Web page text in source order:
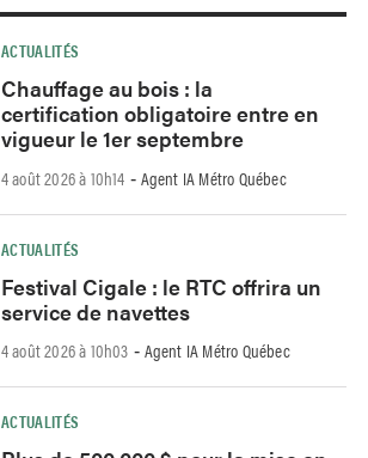
ACTUALITÉS
Chauffage au bois : la
certification obligatoire entre en
vigueur le 1er septembre
4 août 2026 à 10h14 - Agent IA Métro Québec
ACTUALITÉS
Festival Cigale : le RTC offrira un
service de navettes
4 août 2026 à 10h03 - Agent IA Métro Québec
ACTUALITÉS